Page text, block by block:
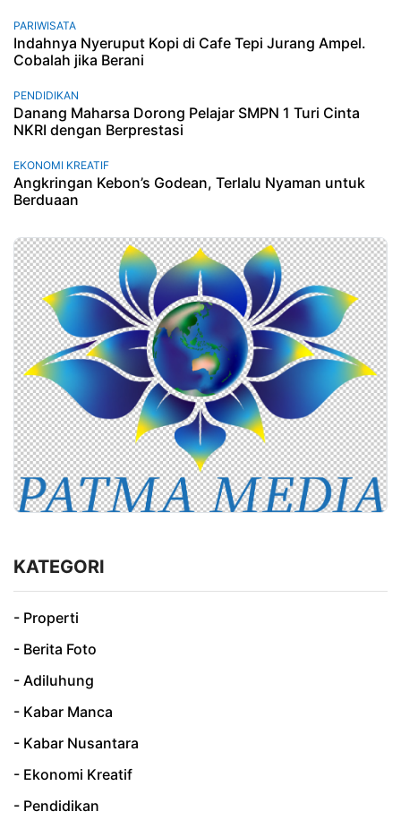
PARIWISATA
Indahnya Nyeruput Kopi di Cafe Tepi Jurang Ampel.
Cobalah jika Berani
PENDIDIKAN
Danang Maharsa Dorong Pelajar SMPN 1 Turi Cinta
NKRI dengan Berprestasi
EKONOMI KREATIF
Angkringan Kebon’s Godean, Terlalu Nyaman untuk
Berduaan
KATEGORI
- Properti
- Berita Foto
- Adiluhung
- Kabar Manca
- Kabar Nusantara
- Ekonomi Kreatif
- Pendidikan